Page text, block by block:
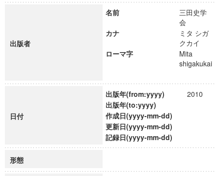
出版者
名前
三田史学
会
カナ
ミタ シガ
クカイ
ローマ字
Mita
shigakukai
日付
出版年(from:yyyy)
2010
出版年(to:yyyy)
作成日(yyyy-mm-dd)
更新日(yyyy-mm-dd)
記録日(yyyy-mm-dd)
形態